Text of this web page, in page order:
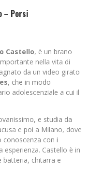
– Porsi
Castello, è un brano
nella vita di
da un video girato
, che in modo
adolescenziale a cui il
e studia da
e poi a Milano, dove
con i
esperienza. Castello è in
batteria, chitarra e